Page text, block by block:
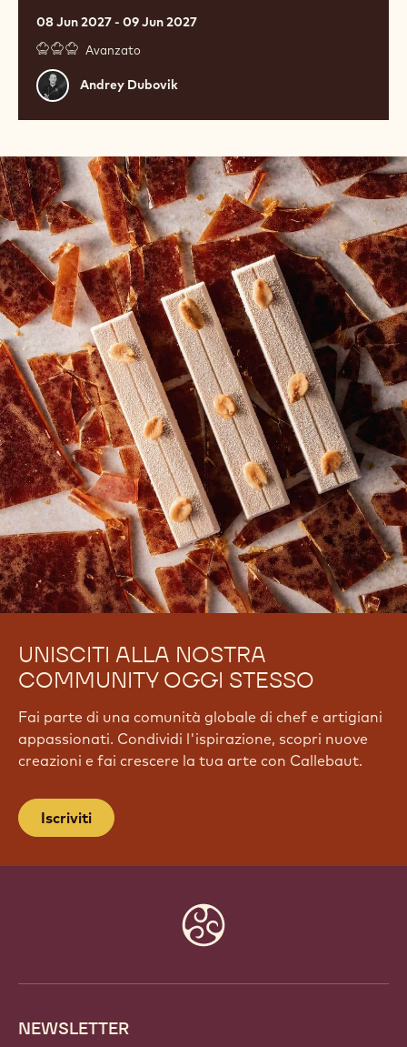
08 Jun 2027 - 09 Jun 2027
Avanzato
Andrey
Dubovik
Andrey Dubovik
UNISCITI ALLA NOSTRA
COMMUNITY OGGI STESSO
Fai parte di una comunità globale di chef e artigiani
appassionati. Condividi l'ispirazione, scopri nuove
creazioni e fai crescere la tua arte con Callebaut.
Iscriviti
NEWSLETTER